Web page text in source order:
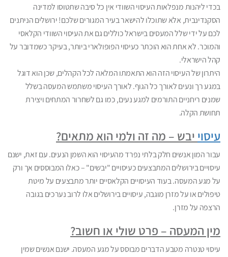
בכדי ליהנות מנפלאות העיסוי השוודי אין כל סיבה שתטוסו למדינה
הסקנדינבית, אלא שתוכלו להישאר בעיר המגורים שלכם! ירושלים הניתנים
לכם על ידי שלל המעסים בישראל כוללים גם את העיסוי השוודי הקלאסי
והמוכר. לא אחת הוא הוכתר כעיסוי הפופולארי ביותר, בעיקר כשמדובר על
קהל הישראלי.
היתרון של העיסוי הזה הוא התאמתו המלאה לכל הקהלים, שכן הוא דוגל
במגע רך ונעים לאורך כל הגוף. לאורך העיסוי משתמש המעסה בשלל
שמנים ריחניים התורמים למגע נעים, כמו גם לשחרור המתחים ויצירת
תחושת הקלה.
עיסוי יבש – מה זה ולמי הוא מתאים?
עבור המון אנשים חלק בלתי נפרד מהעיסוי הוא השמן הנעים. עם זאת, ישנם
עיסויים בירושלים המתבצעים כעיסויים "יבשים" – כאלו המבוססים אך ורק
על מגע המעסה. בעוד העיסויים הקלאסיים יותר מתבצעים על מיטת
טיפולים או על מזרן מוגבה, עיסויים בירושלים אלו לרוב נערכים בגובה
הרצפה על מזרן.
מין המעסה – פרט שולי או חשוב?
עיסוי טנטרה מטבע הדברים מבוסס על מגע המעסה. ישנם אנשים שמין